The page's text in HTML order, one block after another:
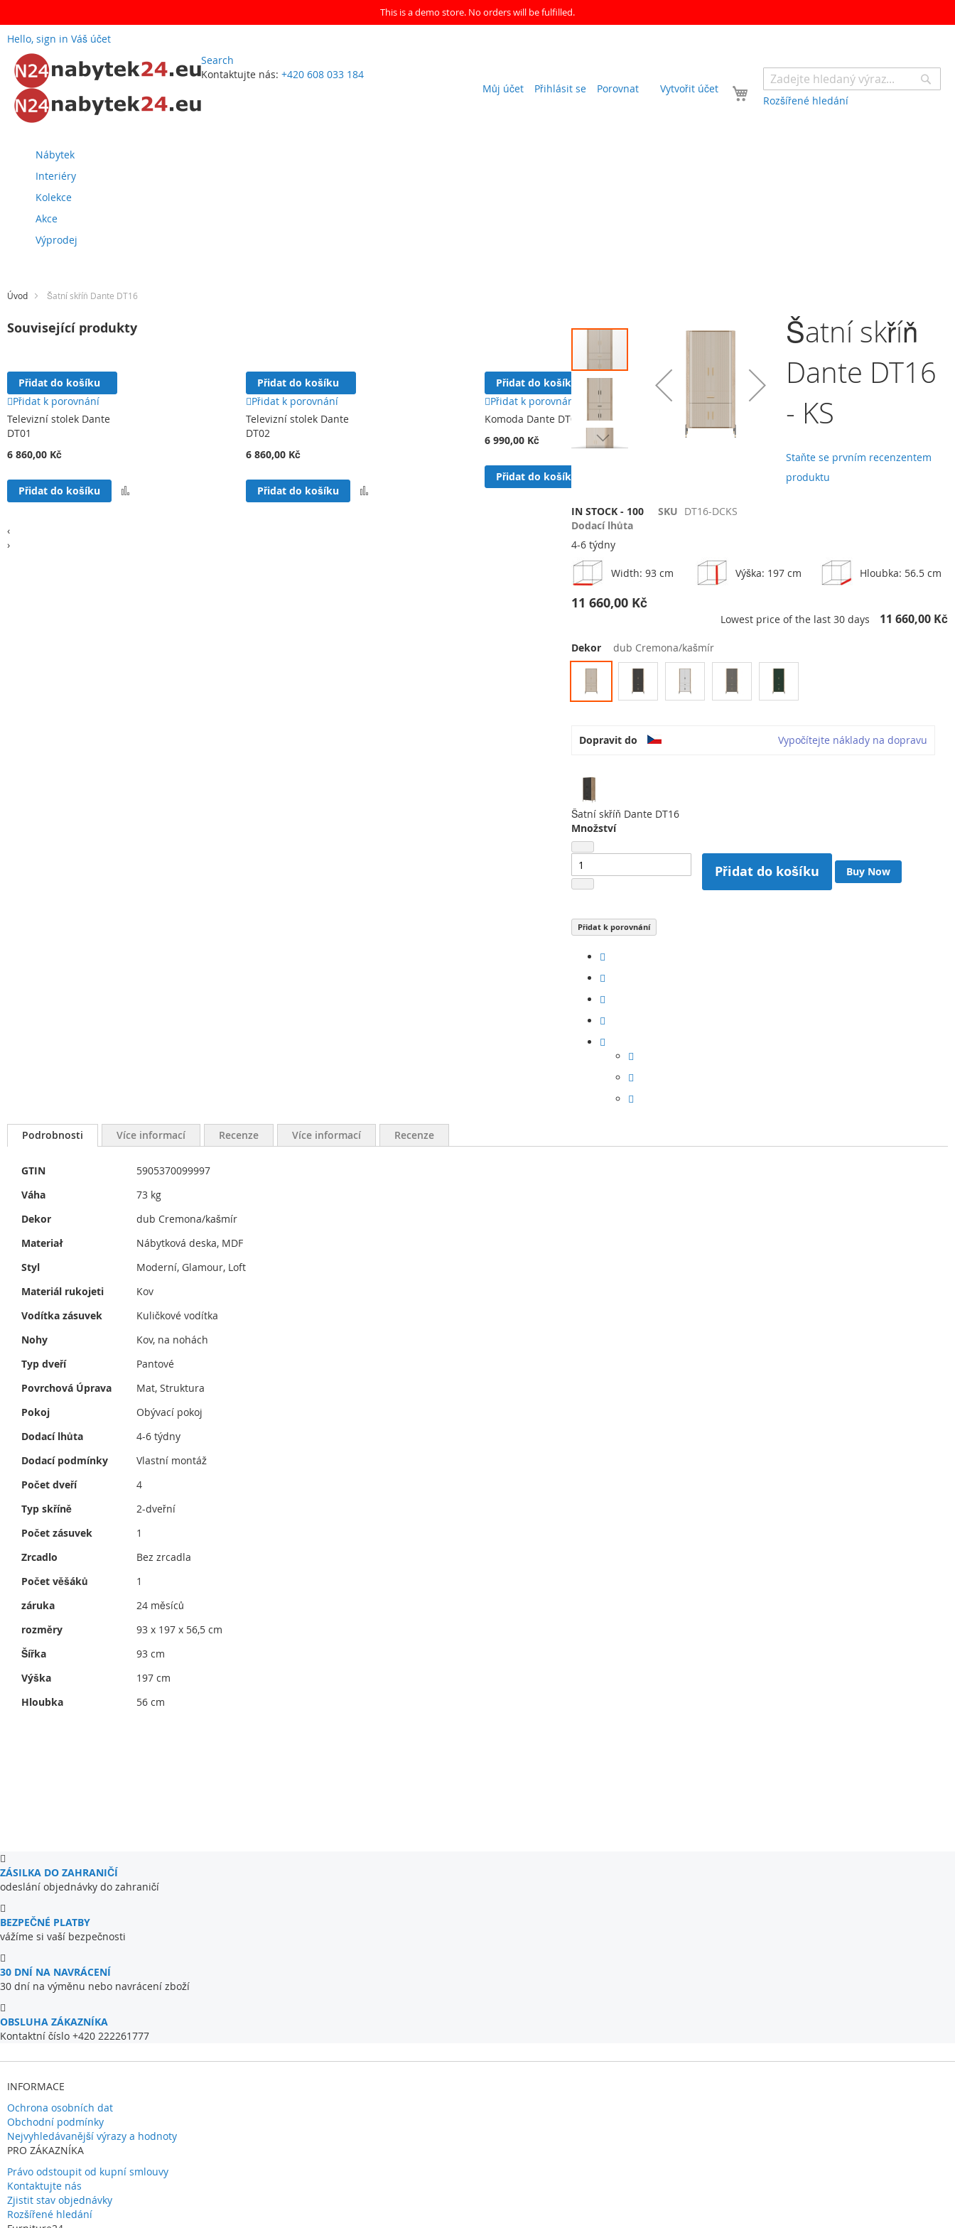
This is a demo store. No orders will be fulfilled.
Hello, sign in Váš účet
Search
Rozšířené hledání
Kontaktujte nás: +420 608 033 184
Váš košík
Můj účet Přihlásit se Porovnat Vytvořit účet
na
obsah
Nábytek
Interiéry
Kolekce
Akce
Výprodej
Úvod Šatní skříň Dante DT16
Přeskočit
galerie
s
obrázky
na
začátek
s
obrázky
Šatní skříň
Dante DT16
- KS
Staňte se prvním recenzentem
produktu
IN STOCK - 100 SKU DT16-DCKS
Dodací lhůta
4-6 týdny
Width: 93 cm Výška: 197 cm Hloubka: 56.5 cm
11 660,00 Kč
Lowest price of the last 30 days 11 660,00 Kč
Dekor dub Cremona/kašmír
Dopravit do Vypočítejte náklady na dopravu
Šatní skříň Dante DT16
Množství
Přidat do košíku Buy Now
Přidat k porovnání
Související produkty
Přidat do košíku
Přidat k porovnání
Televizní stolek Dante
DT01
6 860,00 Kč
Přidat do košíku
Přidat do košíku
Přidat k porovnání
Televizní stolek Dante
DT02
6 860,00 Kč
Přidat do košíku
Přidat do košíku
Přidat k porovnání
Komoda Dante DT03
6 990,00 Kč
Přidat do košíku
Přidat do košíku
Přidat k porovnání
Komoda Dante DT04
9 190,00 Kč
Přidat do košíku
‹
›
Podrobnosti Více informací Recenze Více informací
Více
GTIN
5905370099997
Váha
73 kg
Dekor
dub Cremona/kašmír
Materiał
Nábytková deska, MDF
Styl
Moderní, Glamour, Loft
Materiál rukojeti
Kov
Vodítka zásuvek
Kuličkové vodítka
Nohy
Kov, na nohách
Typ dveří
Pantové
Povrchová Úprava
Mat, Struktura
Pokoj
Obývací pokoj
Dodací lhůta
4-6 týdny
Dodací podmínky
Vlastní montáž
Počet dveří
4
Typ skříně
2-dveřní
Počet zásuvek
1
Zrcadlo
Bez zrcadla
Počet věšáků
1
záruka
24 měsíců
rozměry
93 x 197 x 56,5 cm
Šířka
93 cm
Výška
197 cm
Hloubka
56 cm
Recenze
ZÁSILKA DO ZAHRANIČÍ
odeslání objednávky do zahraničí
BEZPEČNÉ PLATBY
vážíme si vaší bezpečnosti
30 DNÍ NA NAVRÁCENÍ
30 dní na výměnu nebo navrácení zboží
OBSLUHA ZÁKAZNÍKA
Kontaktní číslo +420 222261777
INFORMACE
Ochrona osobních dat
Obchodní podmínky
Nejvyhledávanější výrazy a hodnoty
PRO ZÁKAZNÍKA
Právo odstoupit od kupní smlouvy
Kontaktujte nás
Zjistit stav objednávky
Rozšířené hledání